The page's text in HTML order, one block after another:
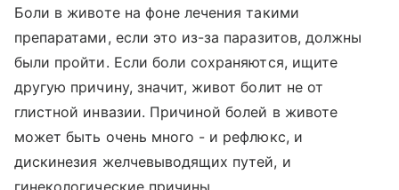
Боли в животе на фоне лечения такими
препаратами, если это из-за паразитов, должны
были пройти. Если боли сохраняются, ищите
другую причину, значит, живот болит не от
глистной инвазии. Причиной болей в животе
может быть очень много - и рефлюкс, и
дискинезия желчевыводящих путей, и
гинекологические причины.